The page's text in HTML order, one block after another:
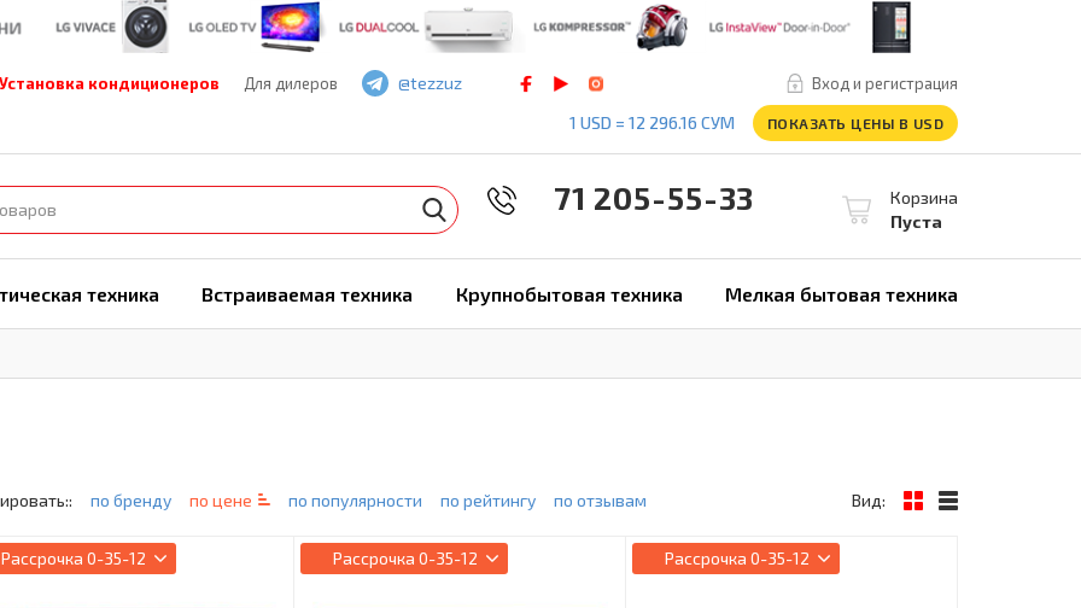
Установка кондиционеров Для дилеров Вход и регистрация
@tezzuz
1 USD = 12 296.16 СУМ
ПОКАЗАТЬ ЦЕНЫ В USD
Корзина
Пуста
71 205-55-33
техника Встраиваемая техника Крупнобытовая техника Мелкая бытовая техника
по бренду по цене по популярности по рейтингу по отзывам Вид:
Рассрочка 0-35-12 Рассрочка 0-35-12 Рассрочка 0-35-12